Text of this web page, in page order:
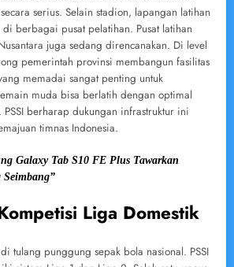
serius. Selain stadion, lapangan latihan
berbagai pusat pelatihan. Pusat latihan
juga sedang direncanakan. Di level
pemerintah provinsi membangun fasilitas
memadai sangat penting untuk
muda bisa berlatih dengan optimal
PSSI berharap dukungan infrastruktur ini
timnas Indonesia.
Galaxy Tab S10 FE Plus Tawarkan
Liga Domestik
tulang punggung sepak bola nasional. PSSI